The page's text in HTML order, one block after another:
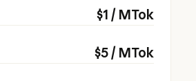
$1 / MTok
$5 / MTok